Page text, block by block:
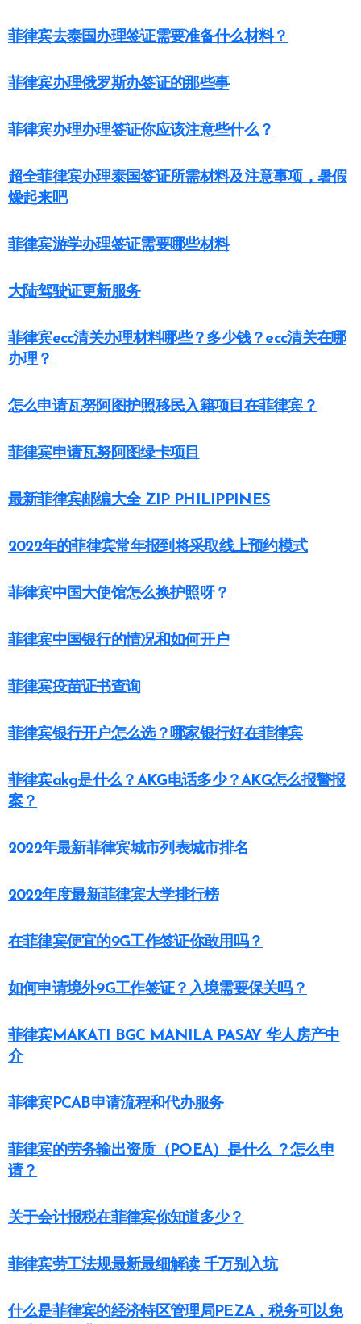
菲律宾去泰国办理签证需要准备什么材料？
菲律宾办理俄罗斯办签证的那些事
菲律宾办理办理签证你应该注意些什么？
超全菲律宾办理泰国签证所需材料及注意事项，暑假
燥起来吧
菲律宾游学办理签证需要哪些材料
大陆驾驶证更新服务
菲律宾ecc清关办理材料哪些？多少钱？ecc清关在哪
办理？
怎么申请瓦努阿图护照移民入籍项目在菲律宾？
菲律宾申请瓦努阿图绿卡项目
最新菲律宾邮编大全 ZIP PHILIPPINES
2022年的菲律宾常年报到将采取线上预约模式
菲律宾中国大使馆怎么换护照呀？
菲律宾中国银行的情况和如何开户
菲律宾疫苗证书查询
菲律宾银行开户怎么选？哪家银行好在菲律宾
菲律宾akg是什么？AKG电话多少？AKG怎么报警报
案？
2022年最新菲律宾城市列表城市排名
2022年度最新菲律宾大学排行榜
在菲律宾便宜的9G工作签证你敢用吗？
如何申请境外9G工作签证？入境需要保关吗？
菲律宾MAKATI BGC MANILA PASAY 华人房产中
介
菲律宾PCAB申请流程和代办服务
菲律宾的劳务输出资质（POEA）是什么 ？怎么申
请？
关于会计报税在菲律宾你知道多少？
菲律宾劳工法规最新最细解读 千万别入坑
什么是菲律宾的经济特区管理局PEZA，税务可以免